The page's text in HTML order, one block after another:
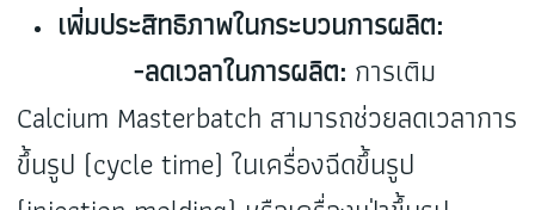
เพิ่มประสิทธิภาพในกระบวนการผลิต:
-ลดเวลาในการผลิต: การเติม
Calcium Masterbatch สามารถช่วยลดเวลาการ
ขึ้นรูป (cycle time) ในเครื่องฉีดขึ้นรูป